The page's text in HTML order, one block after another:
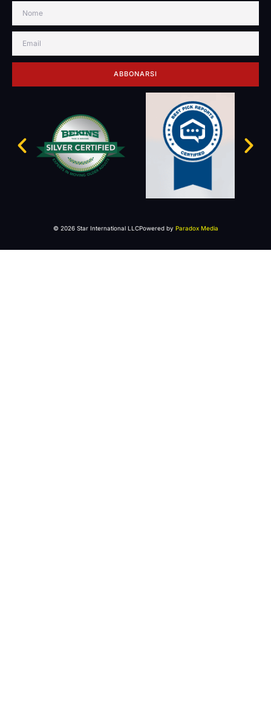
ABBONARSI
© 2026 Star International LLCPowered by Paradox Media